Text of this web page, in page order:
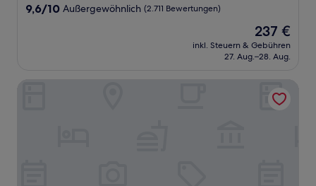
9.6
9,6/10 Außergewöhnlich (2.711 Bewertungen)
Der
Preis
beträgt
237 €
inkl. Steuern & Gebühren
27. Aug.–28. Aug.